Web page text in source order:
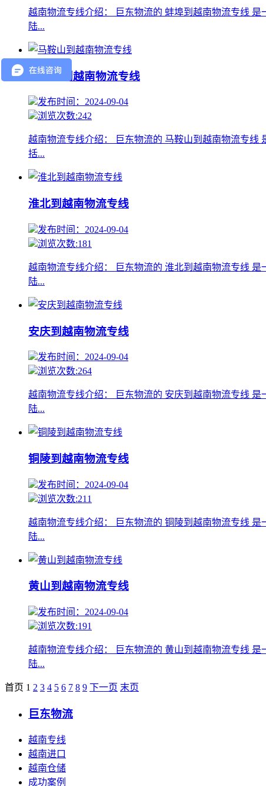
越南物流专线介绍： 巨东物流的 蚌埠到越南物流专线
陆...
马鞍山到越南物流专线
发布时间：2024-09-04
浏览次数:242
越南物流专线介绍： 巨东物流的 马鞍山到越南物流专
括...
淮北到越南物流专线
发布时间：2024-09-04
浏览次数:181
越南物流专线介绍： 巨东物流的 淮北到越南物流专线
陆...
安庆到越南物流专线
发布时间：2024-09-04
浏览次数:264
越南物流专线介绍： 巨东物流的 安庆到越南物流专线
陆...
铜陵到越南物流专线
发布时间：2024-09-04
浏览次数:211
越南物流专线介绍： 巨东物流的 铜陵到越南物流专线
陆...
黄山到越南物流专线
发布时间：2024-09-04
浏览次数:191
越南物流专线介绍： 巨东物流的 黄山到越南物流专线
陆...
首页 1 2 3 4 5 6 7 8 9 下一页 末页
巨东物流
越南专线
越南进口
越南仓储
成功案例